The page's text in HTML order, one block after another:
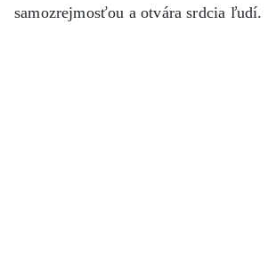
samozrejmosťou a otvára srdcia ľudí.